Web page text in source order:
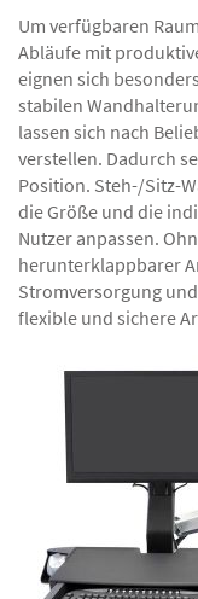
Um verfügbaren
Abläufe mit
eignen sich
stabilen
lassen sich nach
verstellen. Dadurch
Position. Steh-/Sitz-
die Größe und die
Nutzer anpassen.
herunterklappbarer
Stromversorgung
flexible und sichere